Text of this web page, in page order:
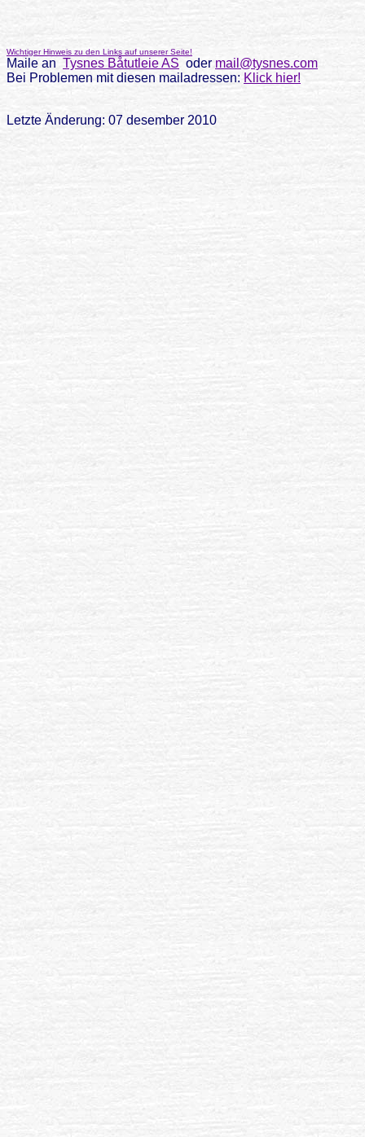
Wichtiger Hinweis zu den Links auf unserer Seite!
Maile an Tysnes Båtutleie AS oder mail@tysnes.com
Bei Problemen mit diesen mailadressen: Klick hier!
Letzte Änderung: 07 desember 2010